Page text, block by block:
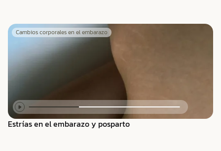
Cambios corporales en el embarazo
Estrías en el embarazo y posparto